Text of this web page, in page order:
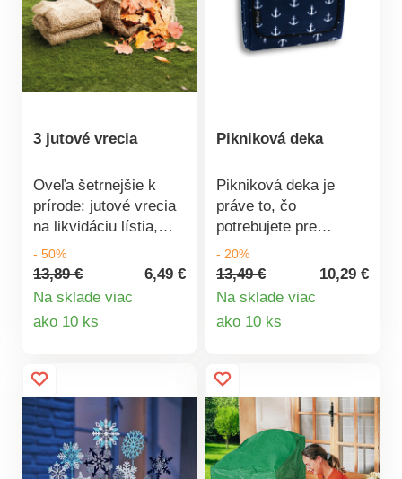
3 jutové vrecia
Oveľa šetrnejšie k
prírode: jutové vrecia
na likvidáciu lístia,
buriny alebo
pokosenej trávy!
Unesú toho veľa, sú
prostrediu a je možné
ušetrilo miesto.
- 50%
13,89 €
6,49 €
Na sklade viac
ako 10 ks
Pikniková deka
Pikniková deka je
práve to, čo
potrebujete pre
komfortný oddych
alebo letné
občerstvenie v
penovej vrstve bude
pohodlnejší. Spodná
strana je opatrená
izolačnou vrstvou,
ktorá zaručí, že sa k
vám nedostane
vlhkosť. Ľahko ju
- 20%
13,49 €
10,29 €
Na sklade viac
ako 10 ks